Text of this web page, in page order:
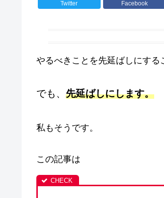
Twitter Facebook
やるべきことを先延ばしにする
でも、 先延ばしにします。
私もそうです。
この記事は